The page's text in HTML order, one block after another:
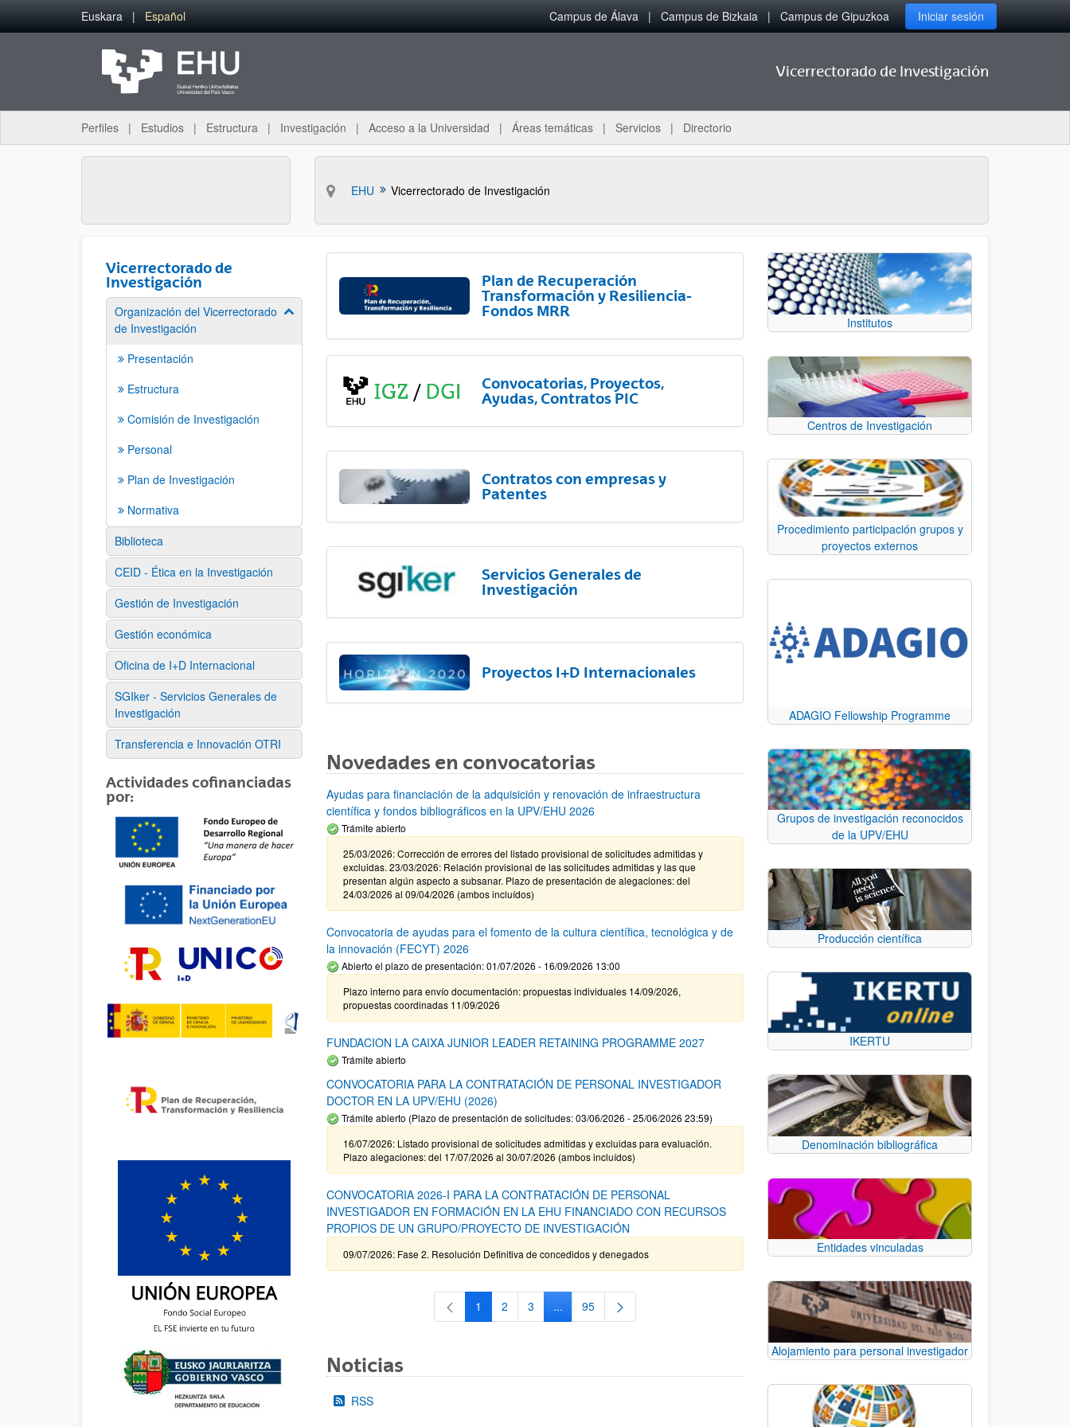
Saltar al contenido principal
Euskara Español Campus de Álava Campus de Bizkaia Campus de Gipuzkoa Iniciar sesión
Vicerrectorado de Investigación
Perfiles Estudios Estructura Investigación Acceso a la Universidad Áreas temáticas Servicios Directorio
EHU Vicerrectorado de Investigación
Vicerrectorado de
Investigación
Organización del Vicerrectorado
de Investigación
Mostrar/ocultar subpáginas
Presentación
Estructura
Comisión de Investigación
Personal
Plan de Investigación
Normativa
Biblioteca
CEID - Ética en la Investigación
Gestión de Investigación
Gestión económica
Oficina de I+D Internacional
SGIker - Servicios Generales de
Investigación
Transferencia e Innovación OTRI
Actividades cofinanciadas
por:
Plan de Recuperación
Transformación y Resiliencia-
Fondos MRR
Convocatorias, Proyectos,
Ayudas, Contratos PIC
Contratos con empresas y
Patentes
Servicios Generales de
Investigación
Proyectos I+D Internacionales
Novedades en convocatorias
Ayudas para financiación de la adquisición y renovación de infraestructura
científica y fondos bibliográficos en la UPV/EHU 2026
Trámite abierto
25/03/2026: Corrección de errores del listado provisional de solicitudes admitidas y
excluidas. 23/03/2026: Relación provisional de las solicitudes admitidas y las que
presentan algún aspecto a subsanar. Plazo de presentación de alegaciones: del
24/03/2026 al 09/04/2026 (ambos incluídos)
Convocatoria de ayudas para el fomento de la cultura científica, tecnológica y de
la innovación (FECYT) 2026
Abierto el plazo de presentación: 01/07/2026 - 16/09/2026 13:00
Plazo interno para envío documentación: propuestas individuales 14/09/2026,
propuestas coordinadas 11/09/2026
FUNDACION LA CAIXA JUNIOR LEADER RETAINING PROGRAMME 2027
Trámite abierto
CONVOCATORIA PARA LA CONTRATACIÓN DE PERSONAL INVESTIGADOR
DOCTOR EN LA UPV/EHU (2026)
Trámite abierto (Plazo de presentación de solicitudes: 03/06/2026 - 25/06/2026 23:59)
16/07/2026: Listado provisional de solicitudes admitidas y excluidas para evaluación.
Plazo alegaciones: del 17/07/2026 al 30/07/2026 (ambos incluídos)
CONVOCATORIA 2026-I PARA LA CONTRATACIÓN DE PERSONAL
INVESTIGADOR EN FORMACIÓN EN LA EHU FINANCIADO CON RECURSOS
PROPIOS DE UN GRUPO/PROYECTO DE INVESTIGACIÓN
09/07/2026: Fase 2. Resolución Definitiva de concedidos y denegados
Página
1 Página
2 Página
3 ...Páginas intermedias Use TAB para desplazarse.
Página
95
Noticias
RSS
Institutos
Centros de Investigación
Procedimiento participación grupos y
proyectos externos
ADAGIO Fellowship Programme
Grupos de investigación reconocidos
de la UPV/EHU
Producción científica
IKERTU
Denominación bibliográfica
Entidades vinculadas
Alojamiento para personal investigador